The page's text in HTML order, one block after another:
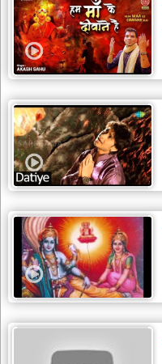
भजन
जोड़ें
add
bhajans